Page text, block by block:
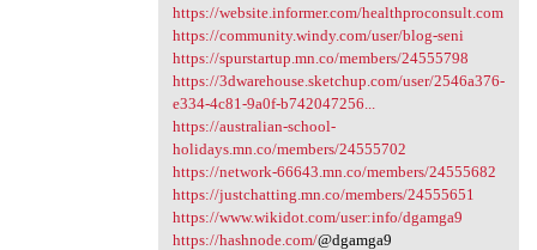
https://website.informer.com/healthproconsult.com
https://community.windy.com/user/blog-seni
https://spurstartup.mn.co/members/24555798
https://3dwarehouse.sketchup.com/user/2546a376-
e334-4c81-9a0f-b742047256...
https://australian-school-
holidays.mn.co/members/24555702
https://network-66643.mn.co/members/24555682
https://justchatting.mn.co/members/24555651
https://www.wikidot.com/user:info/dgamga9
https://hashnode.com/@dgamga9